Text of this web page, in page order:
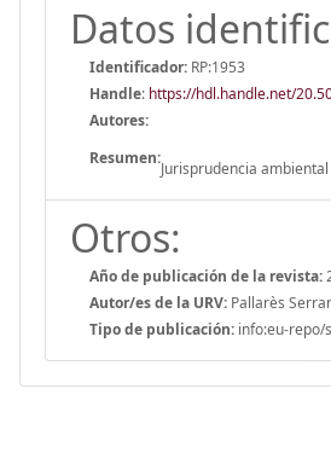
Datos
Identificador: RP:1953
Handle: https://hdl.handle.net/
Autores:
Resumen:
Jurisprudencia
Otros:
Año de publicación de la revista:
Autor/es de la URV: Pallarès
Tipo de publicación: info:eu-repo/